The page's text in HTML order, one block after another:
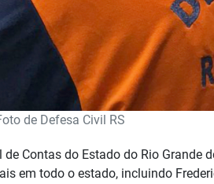
de Defesa Civil RS
Contas do Estado do Rio Grande
em todo o estado, incluindo